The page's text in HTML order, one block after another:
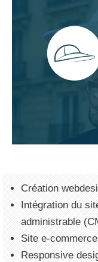
Création
Intégration du
administrable
Site e-
Responsive